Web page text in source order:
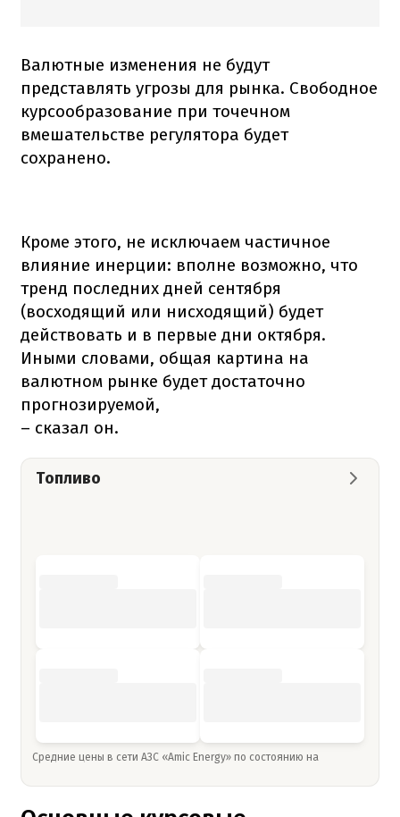
Валютные изменения не будут
представлять угрозы для рынка. Свободное
курсообразование при точечном
вмешательстве регулятора будет
сохранено.
Кроме этого, не исключаем частичное
влияние инерции: вполне возможно, что
тренд последних дней сентября
(восходящий или нисходящий) будет
действовать и в первые дни октября.
Иными словами, общая картина на
валютном рынке будет достаточно
прогнозируемой,
– сказал он.
Топливо
Средние цены в сети АЗС «Amic Energy» по состоянию на